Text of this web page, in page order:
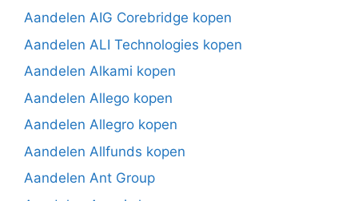
Aandelen AIG Corebridge kopen
Aandelen ALI Technologies kopen
Aandelen Alkami kopen
Aandelen Allego kopen
Aandelen Allegro kopen
Aandelen Allfunds kopen
Aandelen Ant Group